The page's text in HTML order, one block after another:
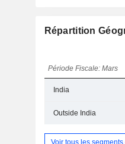
Répartition
Période Fiscale: Mars
India
Outside India
Voir tous les